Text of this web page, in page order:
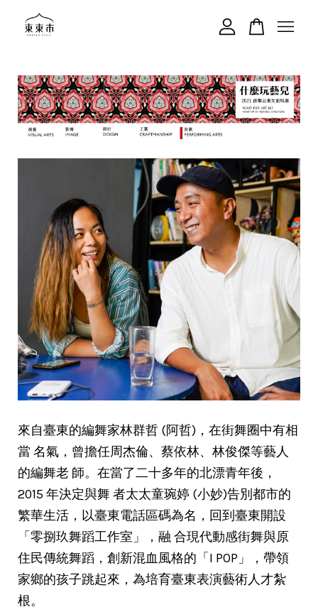
來自臺東的編舞家林群哲 (阿哲)，在街舞圈中有相
當 名氣，曾擔任周杰倫、蔡依林、林俊傑等藝人
的編舞老 師。在當了二十多年的北漂青年後，
2015 年決定與舞 者太太童琬婷 (小妙)告別都市的
繁華生活，以臺東電話區碼為名，回到臺東開設
「零捌玖舞蹈工作室」，融 合現代動感街舞與原
住民傳統舞蹈，創新混血風格的「I POP」，帶領
家鄉的孩子跳起來，為培育臺東表演藝術人才紮
根。
繼續購物